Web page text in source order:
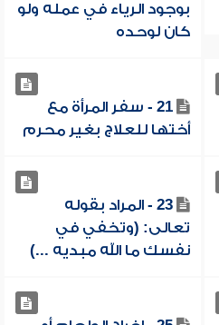
بوجود الرياء في عمله ولو
كان لوحده
21 - سفر المرأة مع
أختها للعلاج بغير محرم
23 - المراد بقوله
تعالى: (وتخفي في
نفسك ما الله مبديه ...)